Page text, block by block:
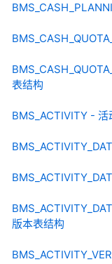
表结构
BMS_ACTIVITY -
版本表结构